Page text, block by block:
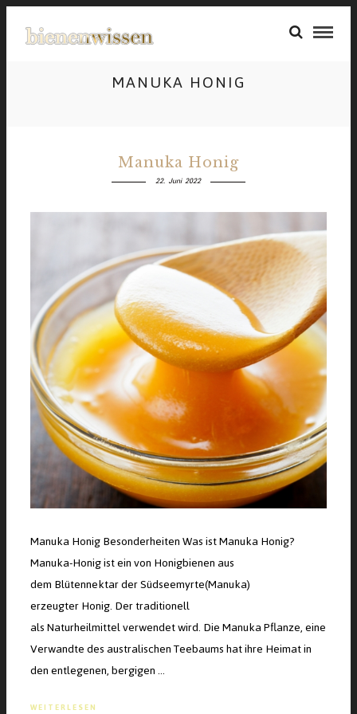
MANUKA HONIG
Manuka Honig
22. Juni 2022
Manuka Honig Besonderheiten Was ist Manuka Honig?
Manuka-Honig ist ein von Honigbienen aus
dem Blütennektar der Südseemyrte(Manuka)
erzeugter Honig. Der traditionell
als Naturheilmittel verwendet wird. Die Manuka Pflanze, eine
Verwandte des australischen Teebaums hat ihre Heimat in
den entlegenen, bergigen …
WEITERLESEN